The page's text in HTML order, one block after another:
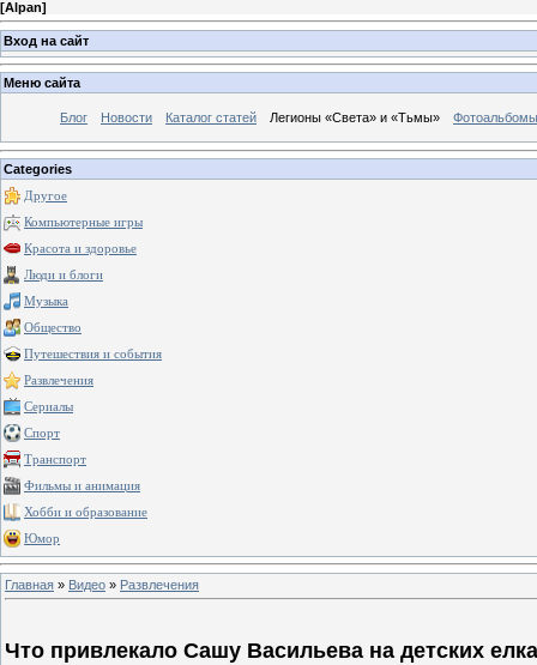
[Alpan]
Вход на сайт
Меню сайта
Блог Новости Каталог статей Легионы «Света» и «Тьмы» Фотоальбомы
Categories
Другое
Компьютерные игры
Красота и здоровье
Люди и блоги
Музыка
Общество
Путешествия и события
Развлечения
Сериалы
Спорт
Транспорт
Фильмы и анимация
Хобби и образование
Юмор
Главная » Видео » Развлечения
Что привлекало Сашу Васильева на детских